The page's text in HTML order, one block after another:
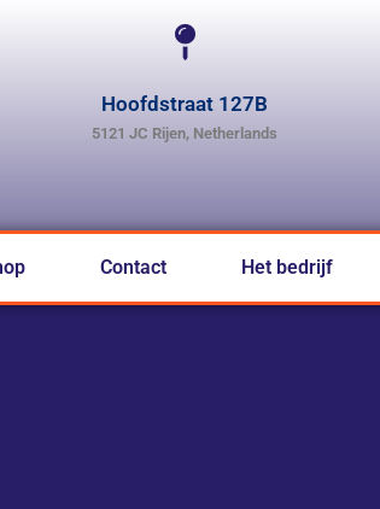
Hoofdstraat 127B
5121 JC Rijen, Netherlands
Contact Het bedrijf